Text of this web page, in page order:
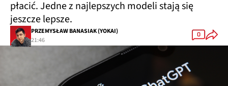
płacić. Jedne z najlepszych modeli stają się
jeszcze lepsze.
PRZEMYSŁAW BANASIAK (YOKAI)
21:46
0